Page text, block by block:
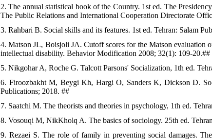
2. The annual statistical book of the Country. 1st ed. The
The Public Relations and International Cooperation Directorate
3. Rahbari B. Social skills and its features. 1st ed. Tehran: Salam
4. Matson JL, Boisjoli JA. Cutoff scores for the Matson evaluation
intellectual disability. Behavior Modification 2008; 32(1): 109-20.##
5. Nikgohar A, Roche G. Talcott Parsons' Socialization, 1th ed.
6. Firoozbakht M, Beygi Kh, Hargi O, Sanders K, Dickson D.
Publications; 2018. ##
7. Saatchi M. The theorists and theories in psychology, 1th ed.
8. Vosouqi M, NikKholq A. The basics of sociology. 25th ed.
9. Rezaei S. The role of family in preventing social damages.